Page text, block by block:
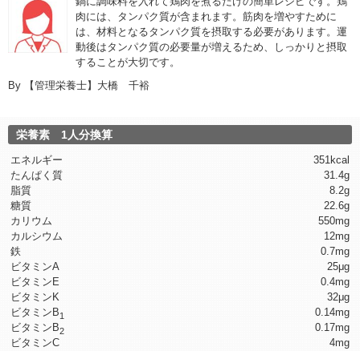
肉には、タンパク質が含まれます。筋肉を増やすために
は、材料となるタンパク質を摂取する必要があります。運
動後はタンパク質の必要量が増えるため、しっかりと摂取
することが大切です。
By
【管理栄養士】大橋 千裕
栄養素 1人分換算
エネルギー
351kcal
たんぱく質
31.4g
脂質
8.2g
糖質
22.6g
カリウム
550mg
カルシウム
12mg
鉄
0.7mg
ビタミンA
25μg
ビタミンE
0.4mg
ビタミンK
32μg
ビタミンB1
0.14mg
ビタミンB2
0.17mg
ビタミンC
4mg